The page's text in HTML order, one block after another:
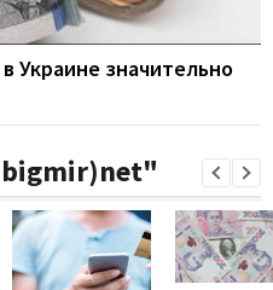
Украине значительно